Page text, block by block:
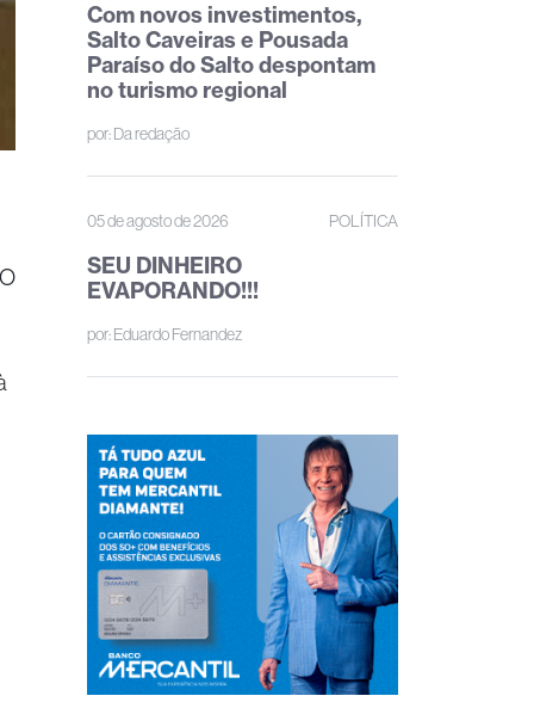
Com novos investimentos,
Salto Caveiras e Pousada
Paraíso do Salto despontam
no turismo regional
por:Da redação
05 de agosto de 2026 POLÍTICA
SEU DINHEIRO
EVAPORANDO!!!
por:Eduardo Fernandez